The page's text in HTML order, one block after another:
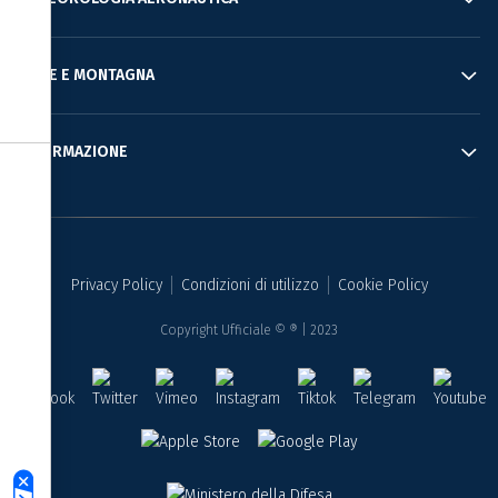
MARE E MONTAGNA
INFORMAZIONE
Privacy Policy Condizioni di utilizzo Cookie Policy
Copyright Ufficiale © ® | 2023